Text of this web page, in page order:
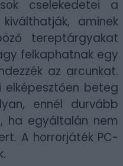
cselekedetei a
aminek
tereptárgyakat
felkaphatnak egy
az arcunkat.
elképesztően beteg
ennél durvább
ha egyáltalán nem
A horrorjáték PC-